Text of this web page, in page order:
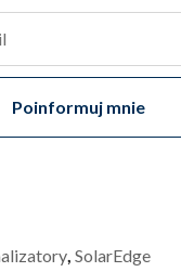
Poinformuj mnie
,SolarEdge